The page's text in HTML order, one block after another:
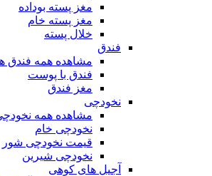
مغز پسته بوداده
مغز پسته خام
خلال پسته
فندق
مشاهده همه فندق
فندق با پوست
مغز فندق
نخودچی
مشاهده همه
نخودچی خام
قیمت نخودچی شور
نخودچی شیرین
آجیل های کوهی